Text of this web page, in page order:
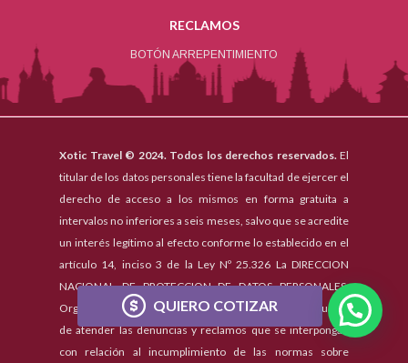
QUIERO COTIZAR
RECLAMOS
BOTÓN ARREPENTIMIENTO
Xotic Travel © 2024. Todos los derechos reservados.El
titular de los datos personales tiene la facultad de ejercer el
derecho de acceso a los mismos en forma gratuita a
intervalos no inferiores a seis meses, salvo que se acredite
un interés legítimo al efecto conforme lo establecido en el
artículo 14, inciso 3 de la Ley Nº 25.326 La DIRECCION
NACIONAL DE PROTECCION DE DATOS PERSONALES,
Organo de Control de la Ley Nº 25.326, tiene la atribución
de atender las denuncias y reclamos que se interpongan
con relación al incumplimiento de las normas sobre